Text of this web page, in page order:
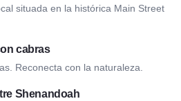
situada en la histórica Main Street
cabras
Reconecta con la naturaleza.
Shenandoah